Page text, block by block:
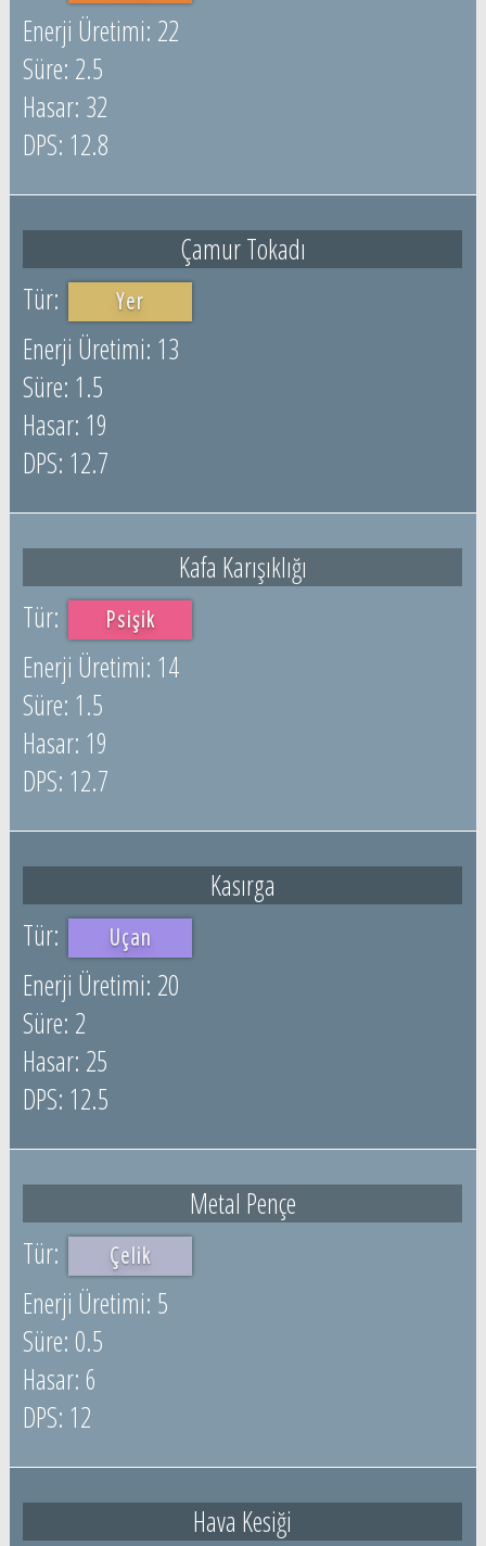
22
2.5
32
12.8
Çamur Tokadı
Yer
13
1.5
19
12.7
Kafa Karışıklığı
Psişik
14
1.5
19
12.7
Kasırga
Uçan
20
2
25
12.5
Metal Pençe
Çelik
5
0.5
6
12
Hava Kesiği